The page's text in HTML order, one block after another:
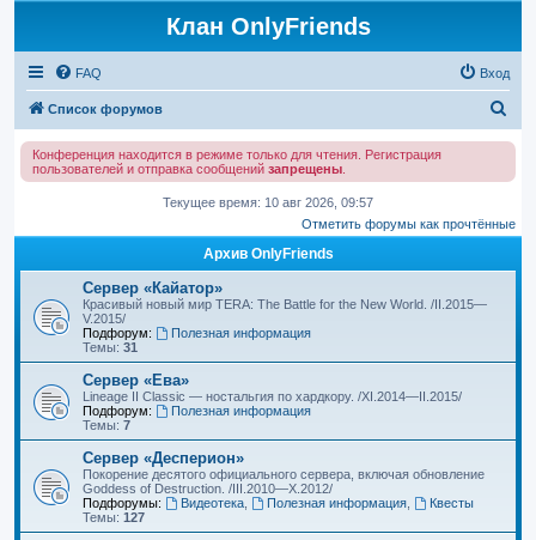
Клан OnlyFriends
FAQ Вход
Список форумов
к
Конференция находится в режиме только для чтения. Регистрация
пользователей и отправка сообщений запрещены
Текущее время: 10 авг 2026, 09:57
Отметить форумы как прочтённые
Архив OnlyFriends
Сервер «Кайатор»
Красивый новый мир TERA: The Battle for the New World. /II.2015—
V.2015/
Подфорум:
Полезная информация
Темы: 31
Сервер «Ева»
Lineage II Classic — ностальгия по хардкору. /XI.2014—II.2015/
Подфорум:
Полезная информация
Темы: 7
Сервер «Десперион»
Покорение десятого официального сервера, включая обновление
Goddess of Destruction. /III.2010—X.2012/
Подфорумы:
Видеотека, Полезная информация,
Квесты
Темы: 127